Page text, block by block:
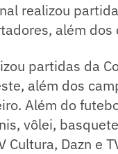
realizou
além
partidas da
além dos
Além do
vôlei,
Dazn e